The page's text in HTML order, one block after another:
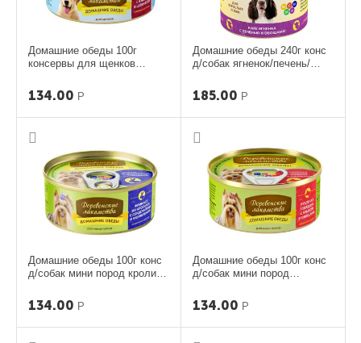
Домашние обеды 100г
консервы для щенков
134.00 Р
Домашние обеды 240г конс
д/собак ягненок/печень/
185.00 Р
Домашние обеды 100г конс
д/собак мини пород кролик/
134.00 Р
Домашние обеды 100г конс
д/собак мини пород
134.00 Р